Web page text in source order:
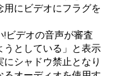
にビデオにフラグを
ビデオの音声が審査
としている」と表示
シャドウ禁止となり